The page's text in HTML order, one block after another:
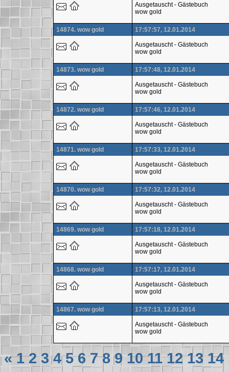
Ausgetauscht - Gästebuch
wow gold
14874. wow gold 17:57:57, 12.01.2014
Ausgetauscht - Gästebuch
wow gold
14873. wow gold 17:57:48, 12.01.2014
Ausgetauscht - Gästebuch
wow gold
14872. wow gold 17:57:46, 12.01.2014
Ausgetauscht - Gästebuch
wow gold
14871. wow gold 17:57:33, 12.01.2014
Ausgetauscht - Gästebuch
wow gold
14870. wow gold 17:57:32, 12.01.2014
Ausgetauscht - Gästebuch
wow gold
14869. wow gold 17:57:18, 12.01.2014
Ausgetauscht - Gästebuch
wow gold
14868. wow gold 17:57:17, 12.01.2014
Ausgetauscht - Gästebuch
wow gold
14867. wow gold 17:57:13, 12.01.2014
Ausgetauscht - Gästebuch
wow gold
« 1 2 3 4 5 6 7 8 9 10 11 12 13 14